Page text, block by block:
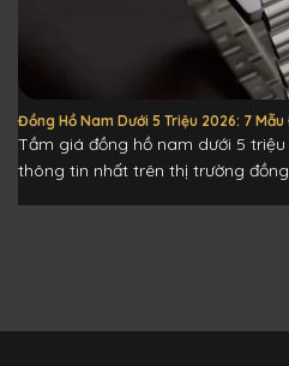
Đồng Hồ Nam Dưới 5 Triệu 2026: 7
Tầm giá đồng hồ nam dưới 5
thông tin nhất trên thị trường